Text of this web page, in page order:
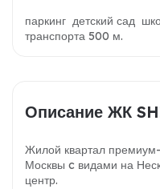
паркинг детский сад
транспорта 500 м.
Описание ЖК
Жилой квартал
Москвы c видами на
центр.